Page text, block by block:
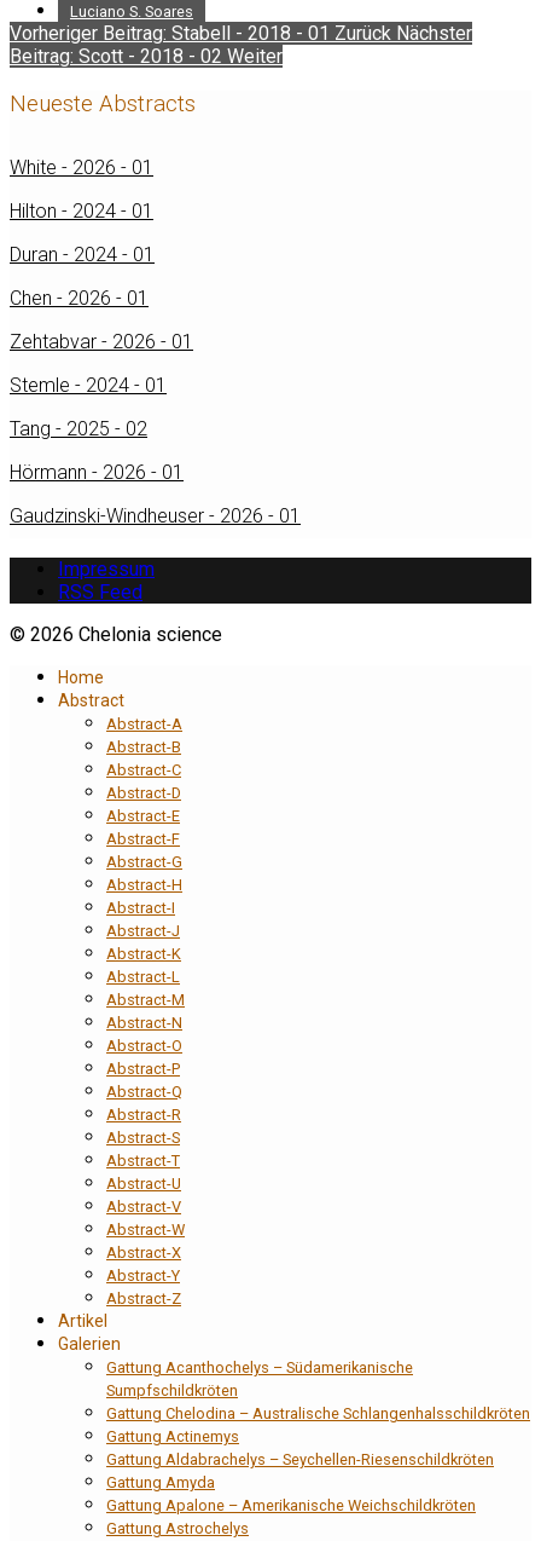
Luciano S. Soares
Vorheriger Beitrag: Stabell - 2018 - 01 Zurück Nächster
Beitrag: Scott - 2018 - 02 Weiter
Neueste Abstracts
White - 2026 - 01
Hilton - 2024 - 01
Duran - 2024 - 01
Chen - 2026 - 01
Zehtabvar - 2026 - 01
Stemle - 2024 - 01
Tang - 2025 - 02
Hörmann - 2026 - 01
Gaudzinski-Windheuser - 2026 - 01
Impressum
RSS Feed
© 2026 Chelonia science
Home
Abstract
Abstract-A
Abstract-B
Abstract-C
Abstract-D
Abstract-E
Abstract-F
Abstract-G
Abstract-H
Abstract-I
Abstract-J
Abstract-K
Abstract-L
Abstract-M
Abstract-N
Abstract-O
Abstract-P
Abstract-Q
Abstract-R
Abstract-S
Abstract-T
Abstract-U
Abstract-V
Abstract-W
Abstract-X
Abstract-Y
Abstract-Z
Artikel
Galerien
Gattung Acanthochelys – Südamerikanische
Sumpfschildkröten
Gattung Chelodina – Australische Schlangenhalsschildkröten
Gattung Actinemys
Gattung Aldabrachelys – Seychellen-Riesenschildkröten
Gattung Amyda
Gattung Apalone – Amerikanische Weichschildkröten
Gattung Astrochelys